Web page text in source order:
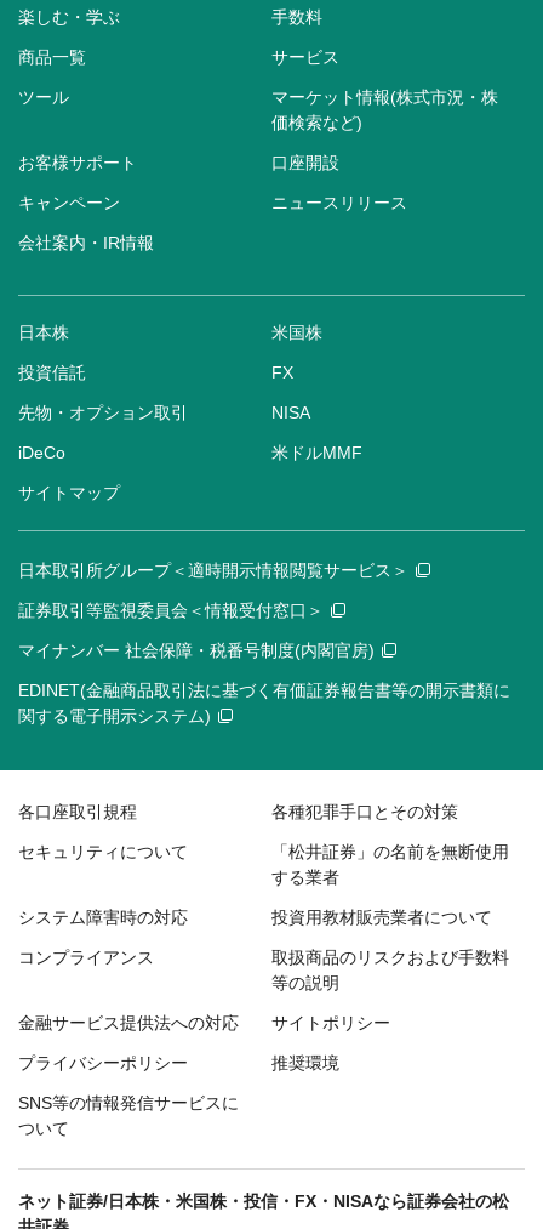
楽しむ・学ぶ 手数料
商品一覧 サービス
ツール
マーケット情報(株式市況・株
価検索など)
お客様サポート 口座開設
キャンペーン ニュースリリース
会社案内・IR情報
日本株 米国株
投資信託 FX
先物・オプション取引 NISA
iDeCo 米ドルMMF
サイトマップ
日本取引所グループ＜適時開示情報閲覧サービス＞
証券取引等監視委員会＜情報受付窓口＞
マイナンバー 社会保障・税番号制度(内閣官房)
EDINET(金融商品取引法に基づく有価証券報告書等の開示書類に
関する電子開示システム)
各口座取引規程 各種犯罪手口とその対策
セキュリティについて
「松井証券」の名前を無断使用
する業者
システム障害時の対応 投資用教材販売業者について
コンプライアンス
取扱商品のリスクおよび手数料
等の説明
金融サービス提供法への対応 サイトポリシー
プライバシーポリシー 推奨環境
SNS等の情報発信サービスに
ついて
ネット証券/日本株・米国株・投信・FX・NISAなら証券会社の松